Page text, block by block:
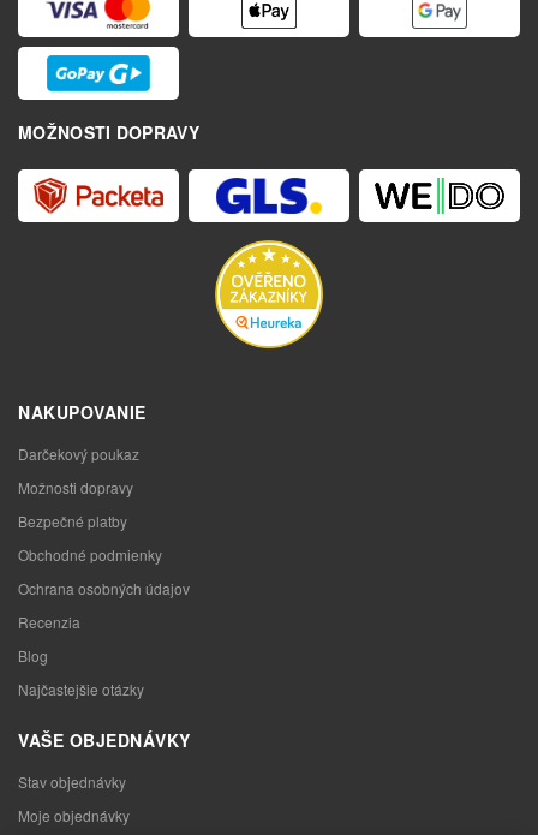
MOŽNOSTI DOPRAVY
NAKUPOVANIE
Darčekový poukaz
Možnosti dopravy
Bezpečné platby
Obchodné podmienky
Ochrana osobných údajov
Recenzia
Blog
Najčastejšie otázky
VAŠE OBJEDNÁVKY
Stav objednávky
Moje objednávky